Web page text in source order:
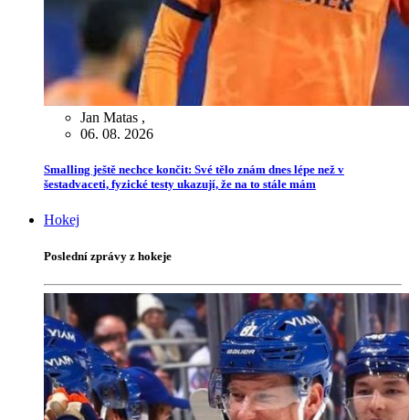
Jan Matas ,
06. 08. 2026
Smalling ještě nechce končit: Své tělo znám dnes lépe než v
šestadvaceti, fyzické testy ukazují, že na to stále mám
Hokej
Poslední zprávy z hokeje